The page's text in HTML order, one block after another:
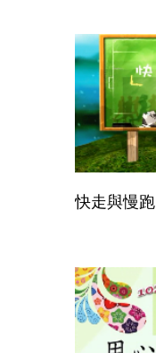
快走與慢跑